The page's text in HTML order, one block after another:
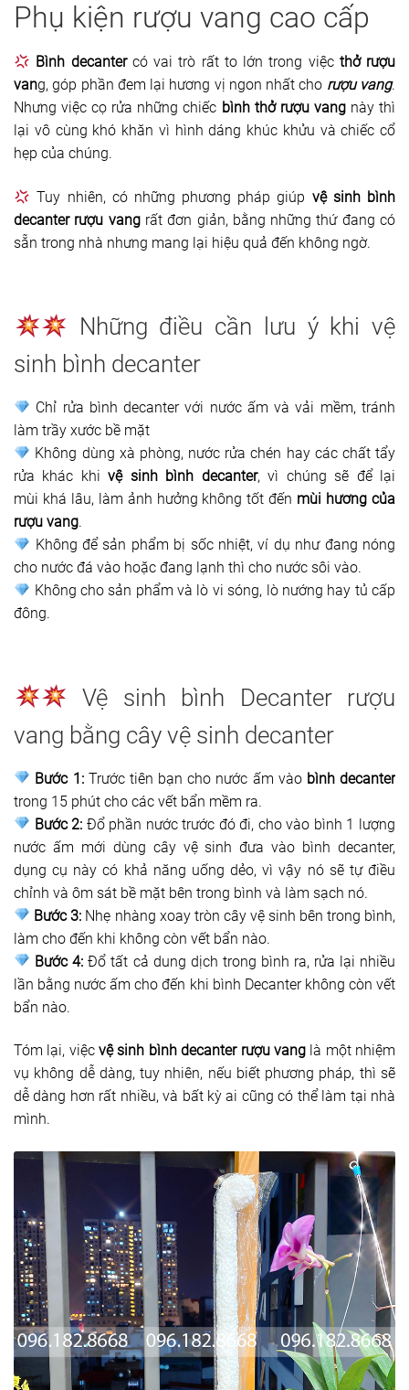
Phụ kiện rượu vang cao cấp
Bình decantercó vai trò rất to lớn trong việc thở rượu
vang, góp phần đem lại hương vị ngon nhất cho rượu vang.
Nhưng việc cọ rửa những chiếc bình thở rượu vangnày thì
lại vô cùng khó khăn vì hình dáng khúc khửu và chiếc cổ
hẹp của chúng.
Tuy nhiên, có những phương pháp giúp vệ sinh bình
decanter rượu vangrất đơn giản, bằng những thứ đang có
sẵn trong nhà nhưng mang lại hiệu quả đến không ngờ.
Những điều cần lưu ý khi vệ
sinh bình decanter
Chỉ rửa bình decanter với nước ấm và vải mềm, tránh
làm trầy xước bề mặt
Không dùng xà phòng, nước rửa chén hay các chất tẩy
rửa khác khivệ sinh bình decanter, vì chúng sẽ để lại
mùi khá lâu, làm ảnh hưởng không tốt đến mùi hương của
rượu vang.
Không để sản phẩm bị sốc nhiệt, ví dụ như đang nóng
cho nước đá vào hoặc đang lạnh thì cho nước sôi vào.
Không cho sản phẩm và lò vi sóng, lò nướng hay tủ cấp
đông.
Vệ sinh bình Decanter rượu
vang bằng cây vệ sinh decanter
Bước 1:Trước tiên bạn cho nước ấm vàobình decanter
trong 15 phút cho các vết bẩn mềm ra.
Bước 2: Đổ phần nước trước đó đi, cho vào bình 1 lượng
nước ấm mới dùng cây vệ sinh đưa vào bình decanter,
dụng cụ này có khả năng uống dẻo, vì vậy nó sẽ tự điều
chỉnh và ôm sát bề mặt bên trong bình và làm sạch nó.
Bước 3: Nhẹ nhàng xoay tròn cây vệ sinh bên trong bình,
làm cho đến khi không còn vết bẩn nào.
Bước 4: Đổ tất cả dung dịch trong bình ra, rửa lại nhiều
lần bằng nước ấm cho đến khi bình Decanter không còn vết
bẩn nào.
Tóm lại, việcvệ sinh bình decanter rượu vanglà một nhiệm
vụ không dễ dàng, tuy nhiên, nếu biết phương pháp, thì sẽ
dễ dàng hơn rất nhiều, và bất kỳ ai cũng có thể làm tại nhà
mình.